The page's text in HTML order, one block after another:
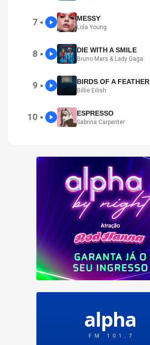
7 ● MESSY
Lola Young
8 ● DIE WITH A SMILE
Bruno Mars & Lady Gaga
9 ● BIRDS OF A FEATHER
Billie Eilish
10 ● ESPRESSO
Sabrina Carpenter